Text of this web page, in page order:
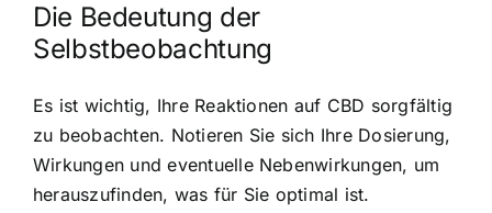
Die Bedeutung der
Selbstbeobachtung
Es ist wichtig, Ihre Reaktionen auf CBD sorgfältig
zu beobachten. Notieren Sie sich Ihre Dosierung,
Wirkungen und eventuelle Nebenwirkungen, um
herauszufinden, was für Sie optimal ist.